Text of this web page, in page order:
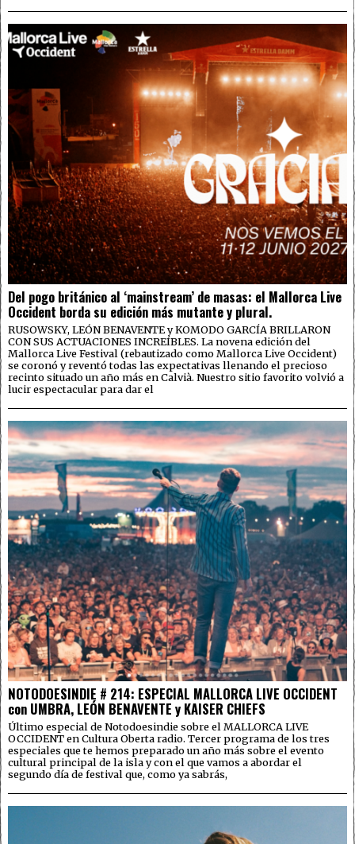
Del pogo británico al ‘mainstream’ de masas: el Mallorca Live
Occident borda su edición más mutante y plural.
RUSOWSKY, LEÓN BENAVENTE y KOMODO GARCÍA BRILLARON
CON SUS ACTUACIONES INCREÍBLES. La novena edición del
Mallorca Live Festival (rebautizado como Mallorca Live Occident)
se coronó y reventó todas las expectativas llenando el precioso
recinto situado un año más en Calvià. Nuestro sitio favorito volvió a
lucir espectacular para dar el
NOTODOESINDIE # 214: ESPECIAL MALLORCA LIVE OCCIDENT
con UMBRA, LEÓN BENAVENTE y KAISER CHIEFS
Último especial de Notodoesindie sobre el MALLORCA LIVE
OCCIDENT en Cultura Oberta radio. Tercer programa de los tres
especiales que te hemos preparado un año más sobre el evento
cultural principal de la isla y con el que vamos a abordar el
segundo día de festival que, como ya sabrás,